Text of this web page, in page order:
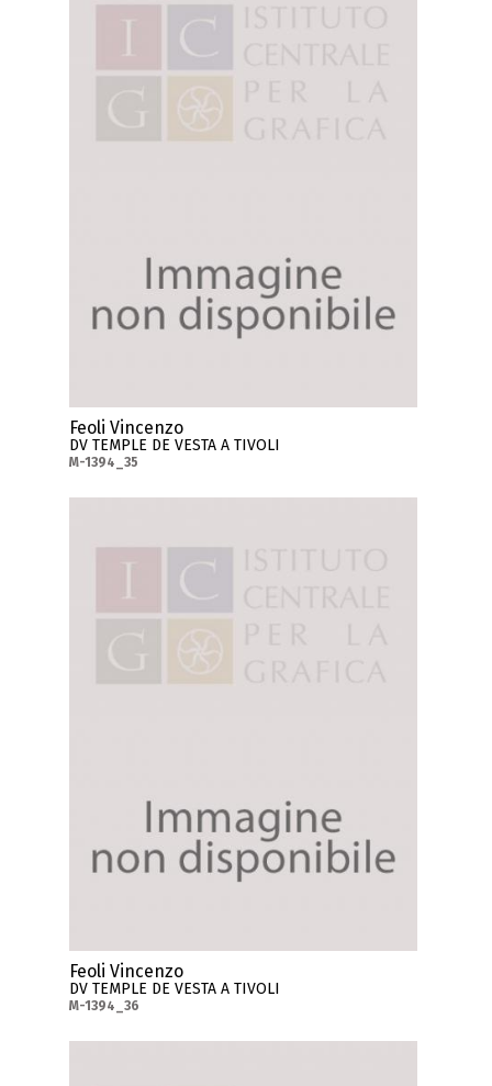
Feoli Vincenzo
DV TEMPLE DE VESTA A TIVOLI
M-1394_35
Feoli Vincenzo
DV TEMPLE DE VESTA A TIVOLI
M-1394_36